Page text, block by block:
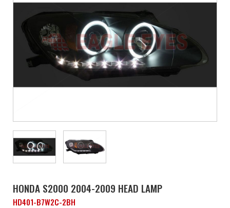
HONDA S2000 2004-2009 HEAD LAMP
HD401-B7W2C-2BH